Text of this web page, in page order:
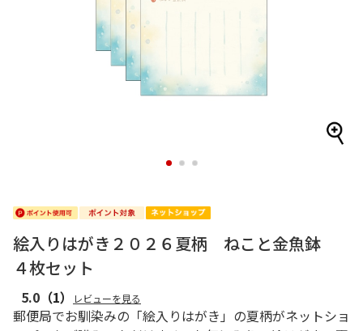
1 2 3
絵入りはがき２０２６夏柄 ねこと金魚鉢
４枚セット
5.0 （1） レビューを見る
郵便局でお馴染みの「絵入りはがき」の夏柄がネットショ